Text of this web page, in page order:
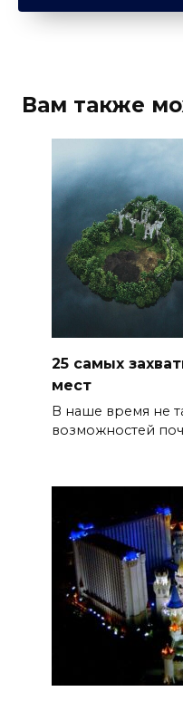
Вам также
25 самых
мест
В наше время не
возможностей